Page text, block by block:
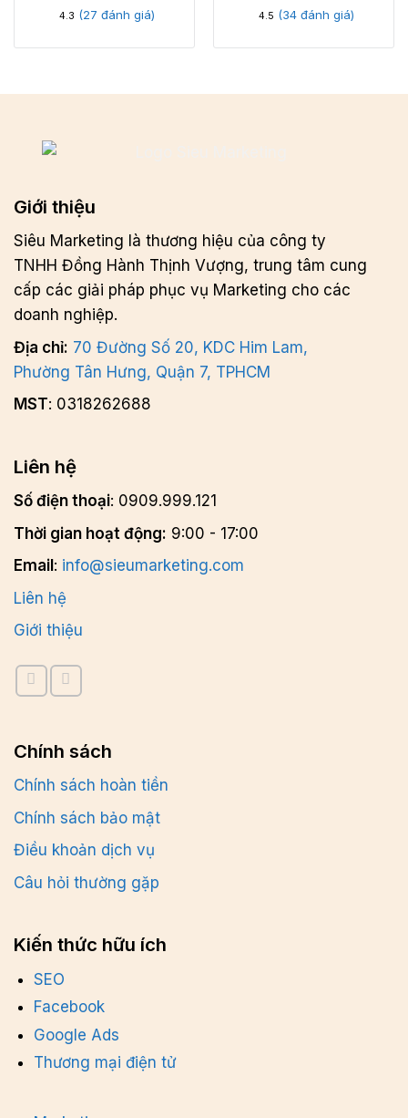
4.3 (27 đánh giá) 4.5 (34 đánh giá)
Giới thiệu
Siêu Marketing là thương hiệu của công ty
TNHH Đồng Hành Thịnh Vượng, trung tâm cung
cấp các giải pháp phục vụ Marketing cho các
doanh nghiệp.
Địa chỉ: 70 Đường Số 20, KDC Him Lam,
Phường Tân Hưng, Quận 7, TPHCM
MST: 0318262688
Liên hệ
Số điện thoại: 0909.999.121
Thời gian hoạt động: 9:00 - 17:00
Email : info@sieumarketing.com
Liên hệ
Giới thiệu
Chính sách
Chính sách hoàn tiền
Chính sách bảo mật
Điều khoản dịch vụ
Câu hỏi thường gặp
Kiến thức hữu ích
SEO
Facebook
Google Ads
Thương mại điện tử